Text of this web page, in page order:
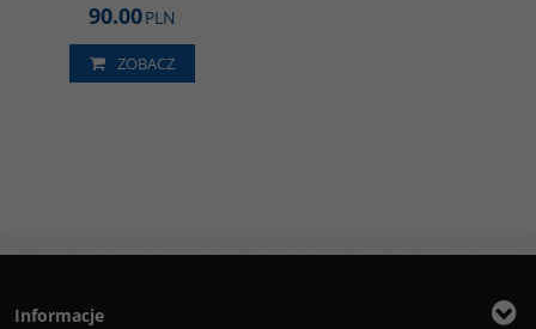
90.00PLN
ZOBACZ
Informacje